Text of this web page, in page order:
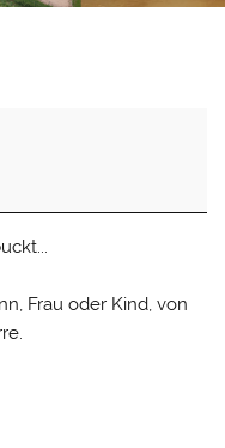
Frau oder Kind, von